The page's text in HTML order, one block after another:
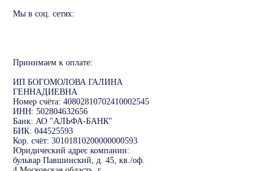
Мы в соц. сетях:
Принимаем к оплате:
ИП БОГОМОЛОВА ГАЛИНА
ГЕННАДИЕВНА
Номер счёта: 40802810702410002545
ИНН: 502804632656
Банк: АО "АЛЬФА-БАНК"
БИК: 044525593
Кор. счёт: 30101810200000000593
Юридический адрес компании:
бульвар Павшинский, д. 45, кв./оф.